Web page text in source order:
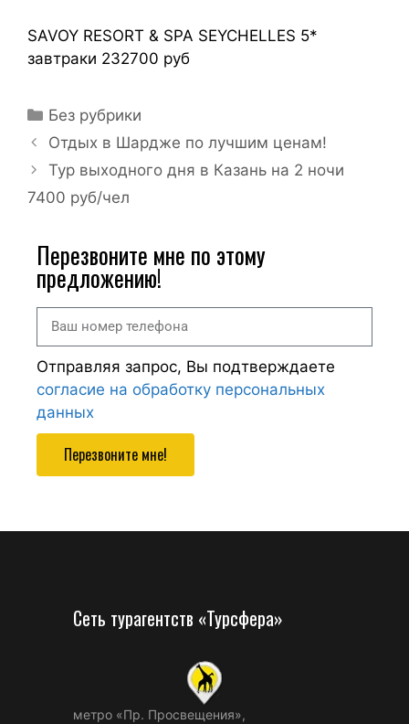
SAVOY RESORT & SPA SEYCHELLES 5*
завтраки 232700 руб
Без рубрики
Отдых в Шардже по лучшим ценам!
Тур выходного дня в Казань на 2 ночи
7400 руб/чел
Перезвоните мне по этому
предложению!
Отправляя запрос, Вы подтверждаете
согласие на обработку персональных
данных
Перезвоните мне!
Сеть турагентств «Турсфера»
метро «Пр. Просвещения»,